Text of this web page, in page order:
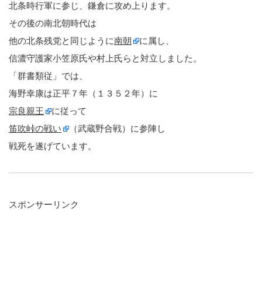
北条時行軍に参じ、鎌倉に攻め上ります。
その後の南北朝時代は
他の北条残党と同じように南朝
に属し、
信濃守護家小笠原氏や村上氏らと対立しました。
「群書類従」では、
海野幸康は正平７年（１３５２年）に
宗良親王
に従って
笛吹峠の戦い
（武蔵野合戦）に参陣し
戦死を遂げています。
スポンサーリンク